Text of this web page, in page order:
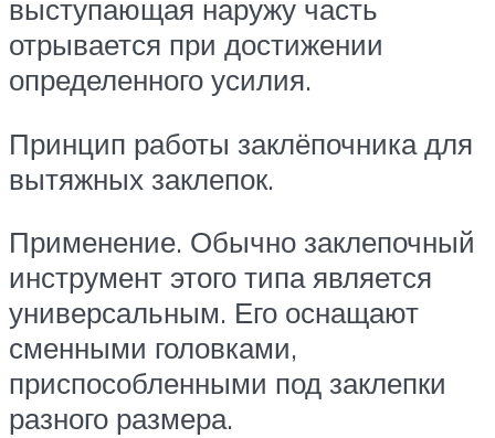
выступающая наружу часть
отрывается при достижении
определенного усилия.
Принцип работы заклёпочника для
вытяжных заклепок.
Применение. Обычно заклепочный
инструмент этого типа является
универсальным. Его оснащают
сменными головками,
приспособленными под заклепки
разного размера.